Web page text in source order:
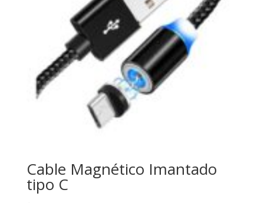
Cable Magnético Imantado
tipo C